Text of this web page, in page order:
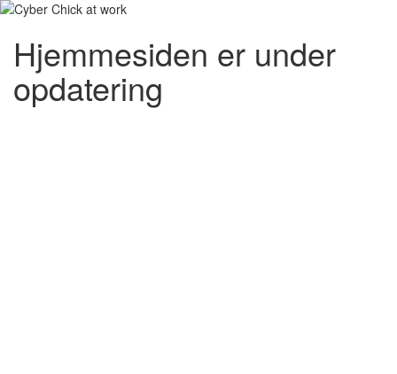
Hjemmesiden er under
opdatering